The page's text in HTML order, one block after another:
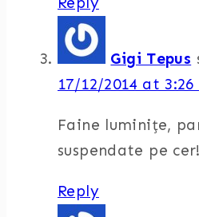
Gigi Tepus
17/12/2014 at
Faine luminițe,
suspendate pe
Reply